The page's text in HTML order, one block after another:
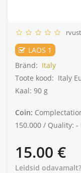
LAOS 1
Bränd: Italy
Toote kood: Italy
Kaal: 90 g
Coin:
150.000 / Quality: -
15.00 €
Leidsid odavamalt?